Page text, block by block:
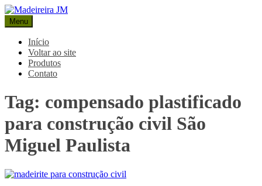
Pular
para
o
conteúdo
Madeireira JM
Blog Madeireira JM
Menu
Início
Voltar ao site
Produtos
Contato
Tag: compensado plastificado
para construção civil São
Miguel Paulista